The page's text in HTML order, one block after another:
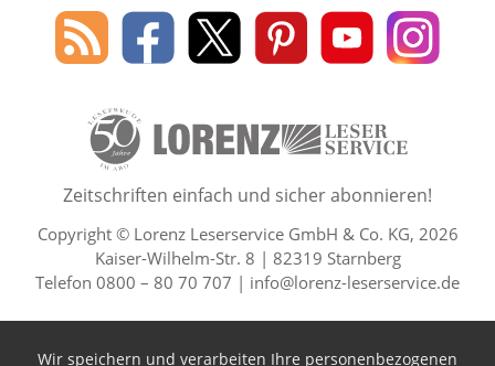
Social Media
Blog
des
Leserservice
Lorenz
Leserservice
Lorenz
Leserservice
Lorenz
Leserservice
Lorenz
Leserservice
Lorenz
50 Lesefreude im Abo Jahre
Zeitschriften einfach und sicher abonnieren!
Copyright © Lorenz Leserservice GmbH & Co. KG, 2026
Kaiser-Wilhelm-Str. 8 | 82319 Starnberg
Telefon 0800 – 80 70 707 | info@lorenz-leserservice.de
Wir speichern und verarbeiten Ihre personenbezogenen